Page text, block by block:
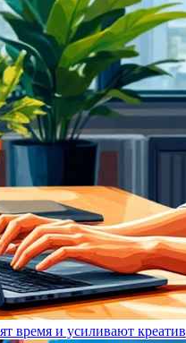
время и усиливают креатив